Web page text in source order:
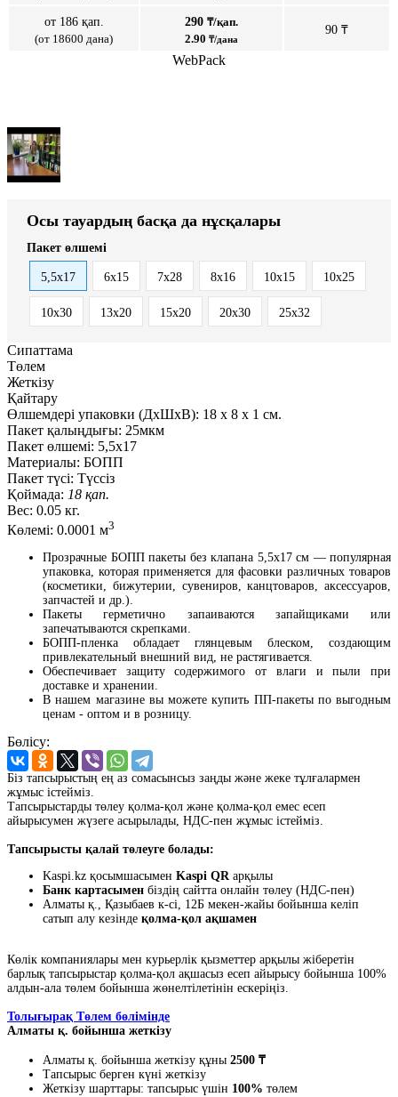
от 186 қап.
(от 18600 дана)
290 ₸/қап.
2.90 ₸/дана
90 ₸
WebPack
Осы тауардың басқа да нұсқалары
Пакет өлшемі
5,5x17 6x15 7x28 8x16 10x15 10x25
10x30 13x20 15x20 20x30 25x32
Сипаттама
Төлем
Жеткізу
Қайтару
Өлшемдері упаковки (ДxШxВ): 18 x 8 x 1 см.
Пакет қалыңдығы: 25мкм
Пакет өлшемі: 5,5x17
Материалы: БОПП
Пакет түсі: Түссіз
Қоймада: 18 қап.
Вес: 0.05 кг.
Көлемі: 0.0001 м3
Прозрачные БОПП пакеты без клапана 5,5x17 см — популярная
упаковка, которая применяется для фасовки различных товаров
(косметики, бижутерии, сувениров, канцтоваров, аксессуаров,
запчастей и др.).
Пакеты герметично запаиваются запайщиками или
запечатываются скрепками.
БОПП-пленка обладает глянцевым блеском, создающим
привлекательный внешний вид, не растягивается.
Обеспечивает защиту содержимого от влаги и пыли при
доставке и хранении.
В нашем магазине вы можете купить ПП-пакеты по выгодным
ценам - оптом и в розницу.
Бөлісу:
Біз тапсырыстың ең аз сомасынсыз заңды және жеке тұлғалармен
жұмыс істейміз.
Тапсырыстарды төлеу қолма-қол және қолма-қол емес есеп
айырысумен жүзеге асырылады, НДС-пен жұмыс істейміз.
Тапсырысты қалай төлеуге болады:
Kaspi.kz қосымшасымен Kaspi QRарқылы
Банк картасымен біздің сайтта онлайн төлеу (НДС-пен)
Алматы қ., Қазыбаев к-сі, 12Б мекен-жайы бойынша келіп
сатып алу кезінде қолма-қол ақшамен
Көлік компаниялары мен курьерлік қызметтер арқылы жіберетін
барлық тапсырыстар қолма-қол ақшасыз есеп айырысу бойынша 100%
алдын-ала төлем бойынша жөнелтілетінін ескеріңіз.
Толығырақ Төлем бөлімінде
Алматы қ. бойынша жеткізу
Алматы қ. бойынша жеткізу құны 2500 ₸
Тапсырыс берген күні жеткізу
Жеткізу шарттары: тапсырыс үшін 100% төлем